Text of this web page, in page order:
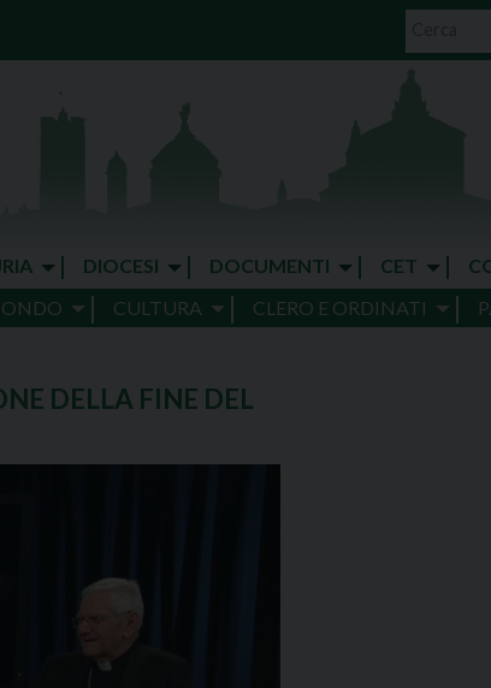
DIOCESI DOCUMENTI CET
CULTURA CLERO E ORDINATI
DELLA FINE DEL